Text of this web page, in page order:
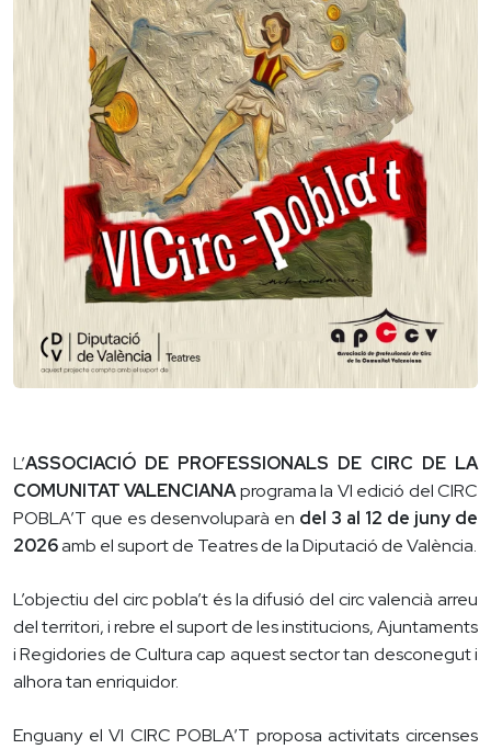
L’ASSOCIACIÓ DE PROFESSIONALS DE CIRC DE LA
COMUNITAT VALENCIANAprograma la VI edició del CIRC
POBLA’T que es desenvoluparà en del 3 al 12 de juny de
2026amb el suport de Teatres de la Diputació de València.
L’objectiu del circ pobla’t és la difusió del circ valencià arreu
del territori, i rebre el suport de les institucions, Ajuntaments
i Regidories de Cultura cap aquest sector tan desconegut i
alhora tan enriquidor.
Enguany el VI CIRC POBLA’T proposa activitats circenses